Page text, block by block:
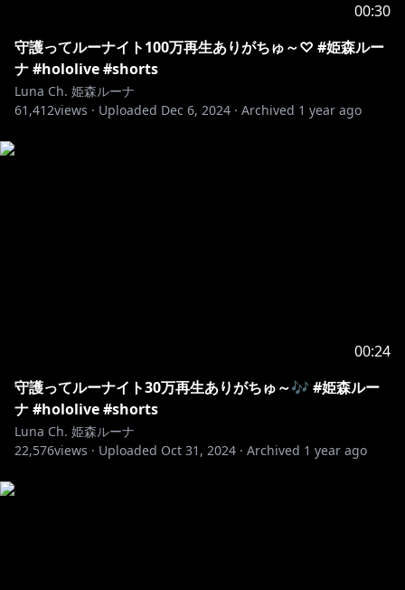
00:30
守護ってルーナイト100万再生ありがちゅ～♡ #姫森ルー
ナ #hololive #shorts
Luna Ch. 姫森ルーナ
61,412views · Uploaded Dec 6, 2024 · Archived 1 year ago
00:24
守護ってルーナイト30万再生ありがちゅ～🎶 #姫森ルー
ナ #hololive #shorts
Luna Ch. 姫森ルーナ
22,576views · Uploaded Oct 31, 2024 · Archived 1 year ago